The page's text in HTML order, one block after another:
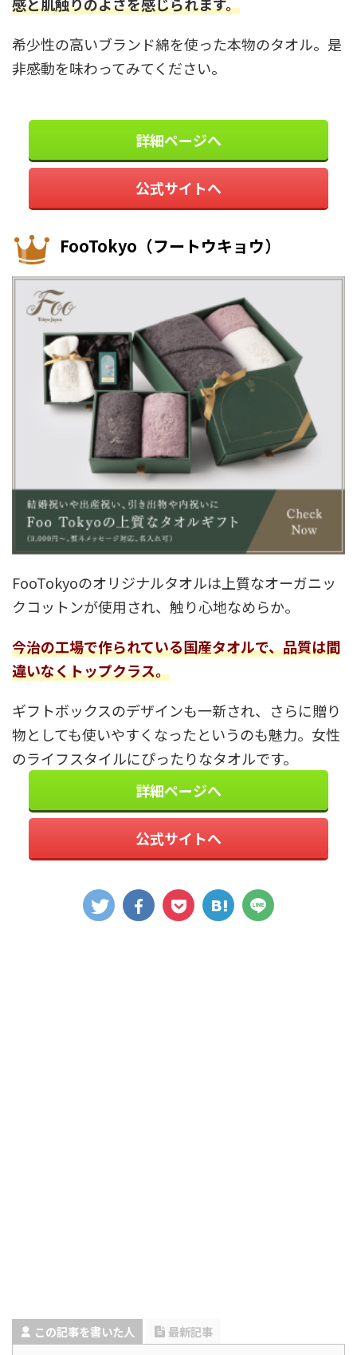
希少性の高いブランド綿を使った本物のタオル。是
非感動を味わってみてください。
詳細ページへ
公式サイトへ
FooTokyo（フートウキョウ）
FooTokyoのオリジナルタオルは上質なオーガニッ
クコットンが使用され、触り心地なめらか。
今治の工場で作られている国産タオルで、品質は間
違いなくトップクラス。
ギフトボックスのデザインも一新され、さらに贈り
物としても使いやすくなったというのも魅力。女性
のライフスタイルにぴったりなタオルです。
詳細ページへ
公式サイトへ
この記事を書いた人
最新記事